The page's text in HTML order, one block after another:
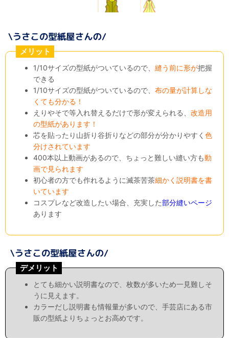
メリット
1/10サイズの型紙がついているので、縫う前に形が把握
できる
1/10サイズの型紙がついているので、布の量が計算しな
くても分かる！
えりやそで等入れ替えるだけで形が変えられる、改造用
の型紙があります！
芯を貼ったり山折り谷折りなどの部分が分かりやすく色
分けされています
400本以上動画があるので、ちょっと難しい縫い方も動
画で見られます
初心者の方でも作れるように滅茶苦茶細かく説明書を書
いています
コスプレなど改造したい場合、充実した部分縫いページ
あります
デメリット
とても細かい説明書なので、枚数が多いため一見難しそ
うに見えます。
カラーだし説明書も情報量が多いので、手芸店にある市
販の型紙よりちょっとお高めです。